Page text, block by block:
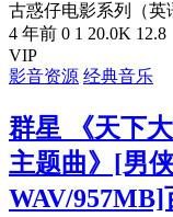
古惑仔电影系列（英
4 年前 0 1 20.0K 12.8
VIP
影音资源 经典音乐
群星 《天下
主题曲》[男
WAV/